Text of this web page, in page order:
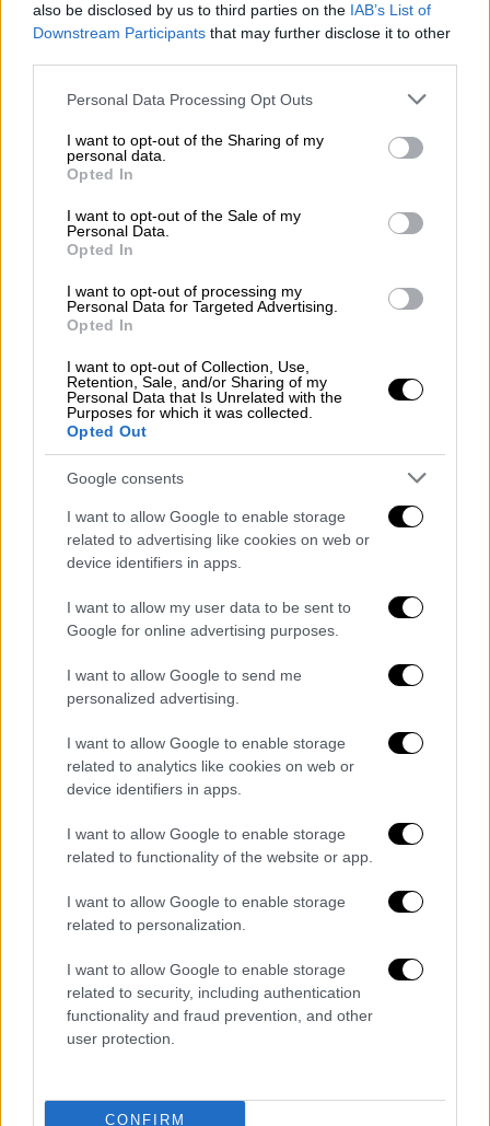
also be disclosed by us to third parties on the IAB’s List of
Downstream Participants that may further disclose it to other
Please note that this website/app uses one or more Google
not limited to your visit or usage behaviour. You may click to
grant or deny consent to Google and its third-party tags to
use your data for below specified purposes in below Google
consent section.
Personal Data Processing Opt Outs
I want to opt-out of the Sharing of my
personal data.
Opted In
I want to opt-out of the Sale of my
Personal Data.
Opted In
I want to opt-out of processing my
Personal Data for Targeted Advertising.
Opted In
I want to opt-out of Collection, Use,
Retention, Sale, and/or Sharing of my
Personal Data that Is Unrelated with the
Purposes for which it was collected.
Opted Out
Google consents
I want to allow Google to enable storage
related to advertising like cookies on web or
device identifiers in apps.
I want to allow my user data to be sent to
Google for online advertising purposes.
I want to allow Google to send me
personalized advertising.
I want to allow Google to enable storage
related to analytics like cookies on web or
device identifiers in apps.
I want to allow Google to enable storage
related to functionality of the website or app.
I want to allow Google to enable storage
related to personalization.
I want to allow Google to enable storage
related to security, including authentication
functionality and fraud prevention, and other
user protection.
CONFIRM
Ο ΠΑΟΚ μπήκε με... άγριες διαθέσεις στο
ματς, ανοίγοντας το σκορ πριν από τη
συμπλήρωση του πρώτου τετάρτο. Στο 14’ ο
Τάισον τροφοδότησε τον Γερεμέγεφ, ο
οποίος με μια καταπληκτική ενέργεια έφερε
την μπάλα μπροστά του και εκτέλεσε
ιδανικά με το δεξί γράφοντας το 0-1. Στο 20’
ο Δικέφαλος άγγιξε κι ένα δεύτερο γκολ
μετά από ενέργεια του Γερεμέγεφ και
απέτρεψε το 0-2.
διακόπτης... Ο Βόλος είχε τις πρώτες του
καλές στιγμές στο 28’ και στο 37’ με τον
Ουρτάδο. Τελικά η θεσσαλική ομάδα
ισοφάρισε στο 63' με τον Μαρτίνες μετά από
γύρισμα του Αμπάντα.
Το ματς έφτασε στις καθυστερήσεις, κι ενώ
όλα έδειχναν ότι το ματς θα έληγε ισόπαλο,
στο 95΄ έγινε η φάση που έκρινε τα πάντα. Ο
ΠΑΟΚ είχε κερδίσει κόρνερ, όμως ο Βόλος
βγήκε στην κόντρα επίθεση και ο Ουρτάδο, ο
οποίος βρέθηκε μόνος απέναντι στον
Τσιφτσή, διαμόρφωσε το τελικό 2-1, που
έστειλε την ομάδα του στα πλέι οφ για τις
θέσεις 5-8, αποφεύγοντας οριστικά τον
κίνδυνο του υποβιβασμού.
ΒΟΛΟΣ(Κώστας Μπράτσος): Σιαμπάνης,
Μύγας (16΄λ.τρ. Τασιούρας), Κάργας,
Χέρμανσον, Αμπάντα (90+1΄ Τριανταφύλλου),
Γκονζάλες, Μαρτίνες (86΄ Κύρκος), Τσοκάνης,
ΠΑΟΚ(Ραζβάν Λουτσέσκου): Τσιφτσής,
Σάντσες, Κεντζιόρα, Λόβρεν, Τέιλορ (58΄
Μπάμπα), Οζντόεφ (76΄ Καμαρά), Ζαφείρης,
Τάισον, Γερεμέγεφ